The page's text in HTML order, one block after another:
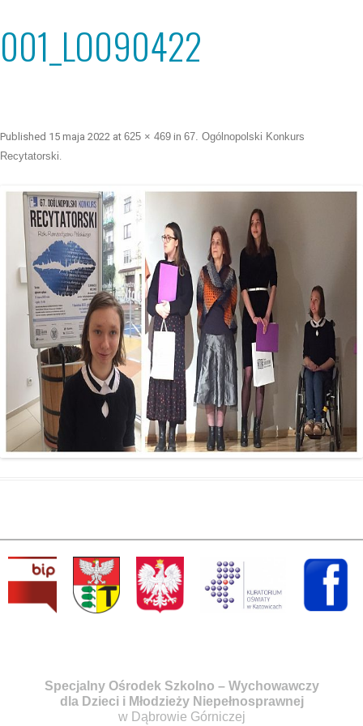
001_LO090422
Published 15 maja 2022 at 625 × 469 in 67. Ogólnopolski Konkurs
Recytatorski.
Specjalny Ośrodek Szkolno – Wychowawczy
dla Dzieci i Młodzieży Niepełnosprawnej
w Dąbrowie Górniczej